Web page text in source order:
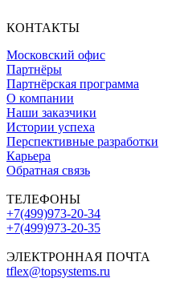
КОНТАКТЫ
Московский офис
Партнёры
Партнёрская программа
О компании
Наши заказчики
Истории успеха
Перспективные разработки
Карьера
Обратная связь
ТЕЛЕФОНЫ
+7(499)973-20-34
+7(499)973-20-35
ЭЛЕКТРОННАЯ ПОЧТА
tflex@topsystems.ru